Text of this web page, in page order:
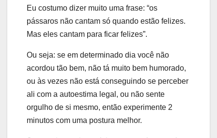
Eu costumo dizer muito uma frase: “os
pássaros não cantam só quando estão felizes.
Mas eles cantam para ficar felizes”.
Ou seja: se em determinado dia você não
acordou tão bem, não tá muito bem humorado,
ou às vezes não está conseguindo se perceber
ali com a autoestima legal, ou não sente
orgulho de si mesmo, então experimente 2
minutos com uma postura melhor.